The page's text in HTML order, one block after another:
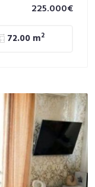
225.000€
72.00 m2